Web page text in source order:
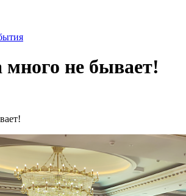
много не бывает!